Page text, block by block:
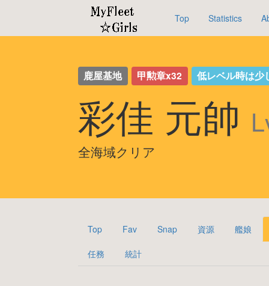
Top Statistics
鹿屋基地 甲勲章x32 低レベル時は
彩佳 元帥
全海域クリア
Top Fav Snap 資源 艦娘
任務 統計